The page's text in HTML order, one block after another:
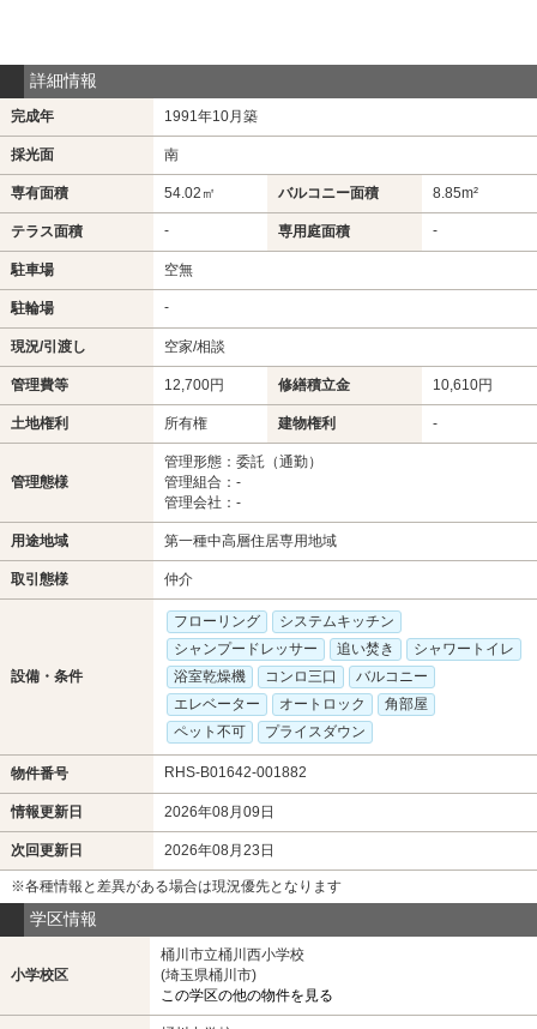
詳細情報
完成年 1991年10月築
採光面 南
専有面積 54.02㎡ バルコニー面積 8.85m²
テラス面積 - 専用庭面積 -
駐車場 空無
駐輪場 -
現況/引渡し 空家/相談
管理費等 12,700円 修繕積立金 10,610円
土地権利 所有権 建物権利 -
管理態様
管理形態：委託（通勤）
管理組合：-
管理会社：-
用途地域 第一種中高層住居専用地域
取引態様 仲介
設備・条件
フローリング
システムキッチン
シャンプードレッサー
追い焚き
シャワートイレ
浴室乾燥機
コンロ三口
バルコニー
エレベーター
オートロック
角部屋
ペット不可
プライスダウン
物件番号 RHS-B01642-001882
情報更新日 2026年08月09日
次回更新日 2026年08月23日
※各種情報と差異がある場合は現況優先となります
学区情報
小学校区
桶川市立桶川西小学校
(埼玉県桶川市)
この学区の他の物件を見る